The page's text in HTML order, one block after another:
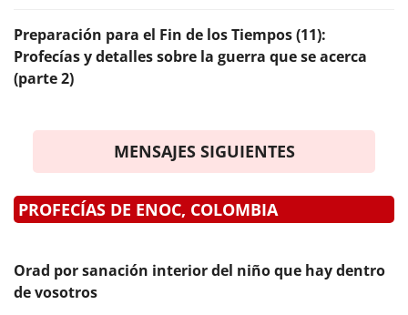
Preparación para el Fin de los Tiempos (11):
Profecías y detalles sobre la guerra que se acerca
(parte 2)
MENSAJES SIGUIENTES
PROFECÍAS DE ENOC, COLOMBIA
Orad por sanación interior del niño que hay dentro
de vosotros